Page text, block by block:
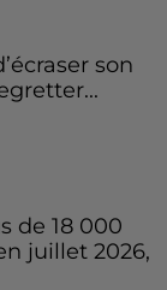
son
de 18 000
juillet 2026,